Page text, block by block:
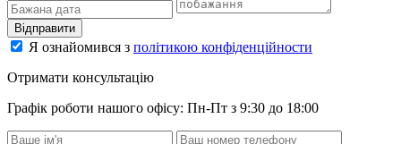
Відправити
Я ознайомився з політикою конфіденційности
Отримати консультацію
Графік роботи нашого офісу: Пн-Пт з 9:30 до 18:00